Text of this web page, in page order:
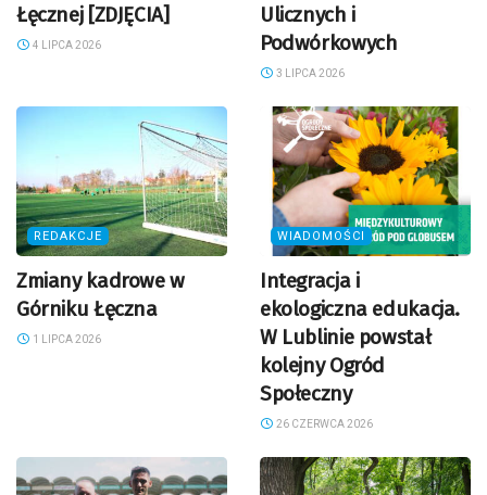
Łęcznej [ZDJĘCIA]
4 LIPCA 2026
Ulicznych i
Podwórkowych
3 LIPCA 2026
REDAKCJE
Zmiany kadrowe w
Górniku Łęczna
1 LIPCA 2026
WIADOMOŚCI
Integracja i
ekologiczna edukacja.
W Lublinie powstał
kolejny Ogród
Społeczny
26 CZERWCA 2026